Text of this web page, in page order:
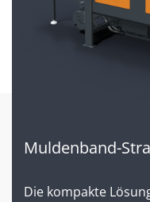
Muldenband-
Die kompakte